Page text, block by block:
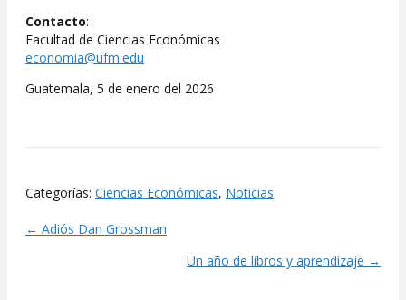
Contacto:
Facultad de Ciencias Económicas
economia@ufm.edu
Guatemala, 5 de enero del 2026
Categorías: Ciencias Económicas, Noticias
Posts
← Adiós Dan Grossman
Un año de libros y aprendizaje →